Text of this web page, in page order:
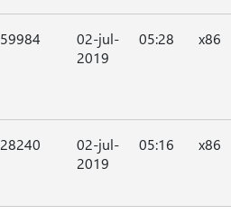
59984
02-jul-
2019
05:28 x86
28240
02-jul-
2019
05:16 x86